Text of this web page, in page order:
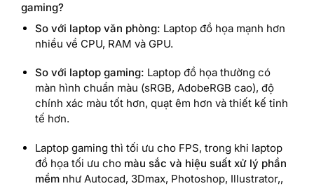
gaming?
So với laptop văn phòng: Laptop đồ họa mạnh hơn
nhiều về CPU, RAM và GPU.
So với laptop gaming: Laptop đồ họa thường có
màn hình chuẩn màu (sRGB, AdobeRGB cao), độ
chính xác màu tốt hơn, quạt êm hơn và thiết kế tinh
tế hơn.
Laptop gaming thì tối ưu cho FPS, trong khi laptop
đồ họa tối ưu cho màu sắc và hiệu suất xử lý phần
mềmnhư Autocad, 3Dmax, Photoshop, Illustrator,,